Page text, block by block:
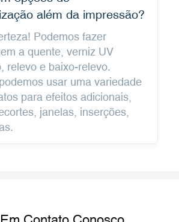
além da impressão?
Podemos fazer
a quente, verniz UV
relevo e baixo-relevo.
usar uma variedade
para efeitos adicionais,
janelas, inserções,